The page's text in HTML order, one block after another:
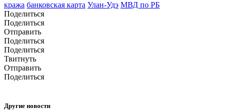
кража банковская карта Улан-Удэ МВД по РБ
Поделиться
Поделиться
Отправить
Поделиться
Поделиться
Твитнуть
Отправить
Поделиться
Другие новости